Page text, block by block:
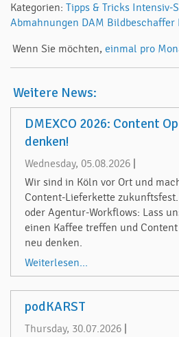
Kategorien: Tipps & Tricks Intensiv-
Abmahnungen DAM Bildbeschaffer
Wenn Sie möchten, einmal pro
Weitere News:
DMEXCO 2026: Content
denken!
Wednesday, 05.08.2026
Wir sind in Köln vor Ort und
Content-Lieferkette
oder Agentur-Workflows: Lass
einen Kaffee treffen und
neu denken.
Weiterlesen...
podKARST
Thursday, 30.07.2026